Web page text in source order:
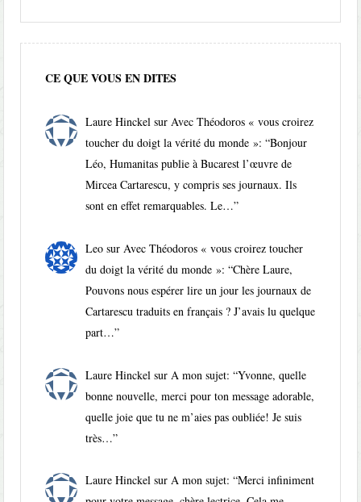
CE QUE VOUS EN DITES
Laure Hinckel surAvec Théodoros « vous croirez
toucher du doigt la vérité du monde »: “Bonjour
Léo, Humanitas publie à Bucarest l’œuvre de
Mircea Cartarescu, y compris ses journaux. Ils
sont en effet remarquables. Le…”
Leo sur Avec Théodoros « vous croirez toucher
du doigt la vérité du monde »: “Chère Laure,
Pouvons nous espérer lire un jour les journaux de
Cartarescu traduits en français ? J’avais lu quelque
part…”
Laure Hinckel sur A mon sujet: “Yvonne, quelle
bonne nouvelle, merci pour ton message adorable,
quelle joie que tu ne m’aies pas oubliée! Je suis
très…”
Laure Hinckel surA mon sujet: “Merci infiniment